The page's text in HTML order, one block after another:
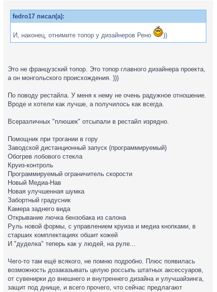
fedro17 писал(а):
И, наконец, отнимите топор у дизайнеров Рено ))
Это не французский топор. Это топор главного дизайнера проекта,
а он монгольского происхождения. )))
По поводу рестайла. У меня к нему не очень радужное отношение.
Вроде и хотели как лучше, а получилось как всегда.
Всеразличных "плюшек" отсыпали в рестайл изрядно.
Помощник при трогании в гору
Заводской дистанционный запуск (программируемый)
Обогрев лобового стекла
Круиз-контроль
Программируемый ограничитель скорости
Новый Медиа-Нав
Новая улучшенная шумка
Забортный градусник
Камера заднего вида
Открывание лючка бензобака из салона
Руль новой формы, с управлением круиза и медиа кнопками, в
старших комплектациях обшит кожей
И "дуделка" теперь как у людей, на руле...
Чего-то там ещё всякого, не помню подробно. Плюс появилась
возможность дозаказывать целую россыпь штатных аксессуаров,
от сувенирки до внешнего и внутреннего дизайна и улучшайзинга,
защит под днище, и всего прочего, что сейчас предлагают